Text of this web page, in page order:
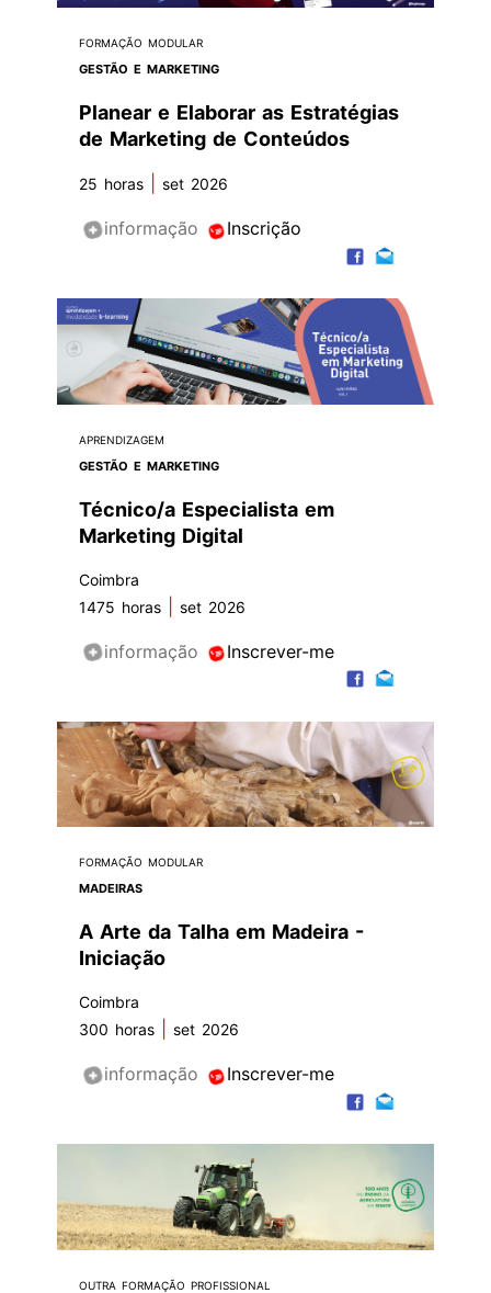
FORMAÇÃO MODULAR
GESTÃO E MARKETING
Planear e Elaborar as Estratégias
de Marketing de Conteúdos
25 horas set 2026
informação Inscrição
APRENDIZAGEM
GESTÃO E MARKETING
Técnico/a Especialista em
Marketing Digital
Coimbra
1475 horas
set 2026
informação Inscrever-me
FORMAÇÃO MODULAR
MADEIRAS
A Arte da Talha em Madeira -
Iniciação
Coimbra
300 horas
set 2026
informação Inscrever-me
OUTRA FORMAÇÃO PROFISSIONAL